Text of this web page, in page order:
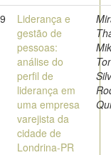
Liderança e
gestão de
pessoas:
análise do
perfil de
liderança em
uma empresa
varejista da
cidade de
Londrina-PR